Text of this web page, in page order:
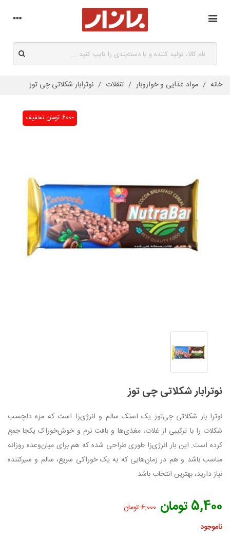
خانه / مواد غذایی و خواروبار / تنقلات / نوترابار شکلاتی چی توز
تخفیف -600 تومان
نوترابار شکلاتی چی توز
نوترا بار شکلاتی چی‌توز یک اسنک سالم و انرژی‌زا است که مزه دلچسب
شکلات را با ترکیبی از غلات، مغذی‌ها و بافت نرم و خوش‌خوراک یکجا جمع
کرده است. این بار انرژی‌زا طوری طراحی شده که هم برای میان‌وعده روزانه
مناسب باشد و هم در زمان‌هایی که به یک خوراکی سریع، سالم و سیرکننده
نیاز دارید، بهترین انتخاب باشد.
5,400 تومان
6,000 تومان
ناموجود